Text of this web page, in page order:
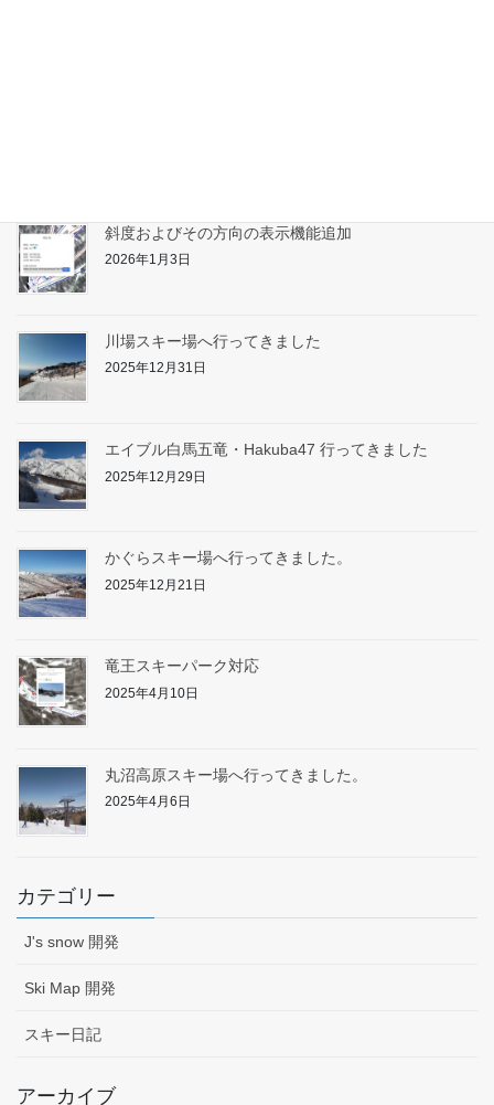
斜度およびその方向の表示機能追加
2026年1月3日
川場スキー場へ行ってきました
2025年12月31日
エイブル白馬五竜・Hakuba47 行ってきました
2025年12月29日
かぐらスキー場へ行ってきました。
2025年12月21日
竜王スキーパーク対応
2025年4月10日
丸沼高原スキー場へ行ってきました。
2025年4月6日
カテゴリー
J's snow 開発
Ski Map 開発
スキー日記
アーカイブ